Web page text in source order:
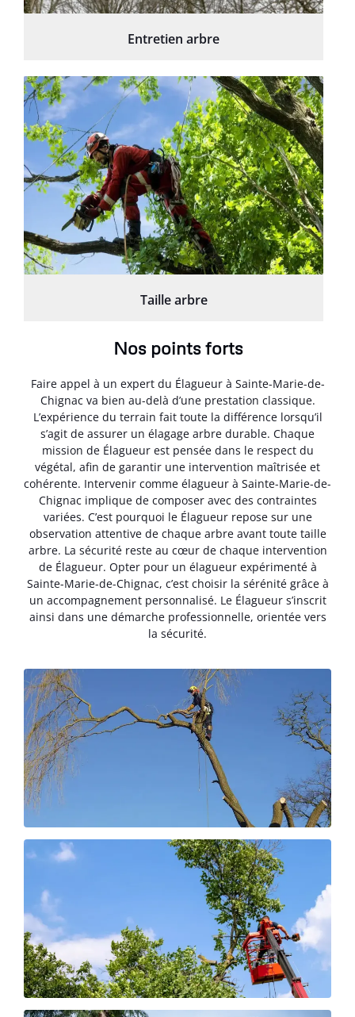
Entretien arbre
Taille arbre
Nos points forts
Faire appel à un expert du Élagueur à Sainte-Marie-de-
Chignac va bien au-delà d’une prestation classique.
L’expérience du terrain fait toute la différence lorsqu’il
s’agit de assurer un élagage arbre durable. Chaque
mission de Élagueur est pensée dans le respect du
végétal, afin de garantir une intervention maîtrisée et
cohérente. Intervenir comme élagueur à Sainte-Marie-de-
Chignac implique de composer avec des contraintes
variées. C’est pourquoi le Élagueur repose sur une
observation attentive de chaque arbre avant toute taille
arbre. La sécurité reste au cœur de chaque intervention
de Élagueur. Opter pour un élagueur expérimenté à
Sainte-Marie-de-Chignac, c’est choisir la sérénité grâce à
un accompagnement personnalisé. Le Élagueur s’inscrit
ainsi dans une démarche professionnelle, orientée vers
la sécurité.